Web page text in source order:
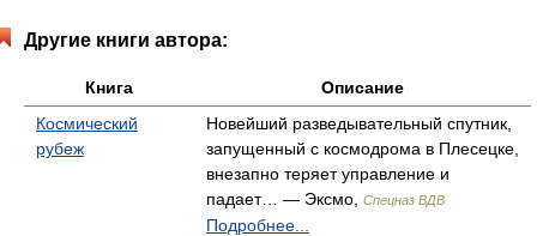
Другие книги автора:
Книга
Описание
Космический
рубеж
Новейший разведывательный спутник,
запущенный с космодрома в Плесецке,
внезапно теряет управление и
падает… — Эксмо,
Спецназ ВДВ
Подробнее...